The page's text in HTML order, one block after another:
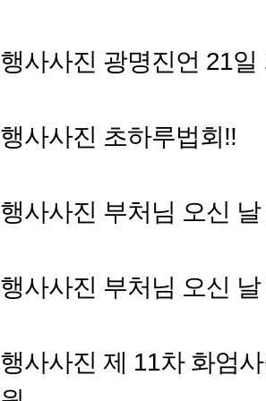
행사사진 광명진언 21일
행사사진 초하루법회!!
행사사진 부처님 오신
행사사진 부처님 오신
행사사진 제 11차 화엄